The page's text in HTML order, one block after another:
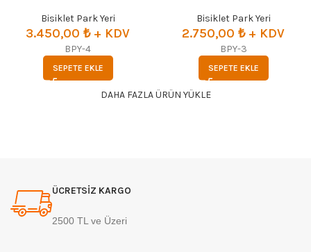
Bisiklet Park Yeri
3.450,00 ₺ + KDV
BPY-4
SEPETE EKLE
Bisiklet Park Yeri
2.750,00 ₺ + KDV
BPY-3
SEPETE EKLE
DAHA FAZLA ÜRÜN YÜKLE
ÜCRETSİZ KARGO
2500 TL ve Üzeri